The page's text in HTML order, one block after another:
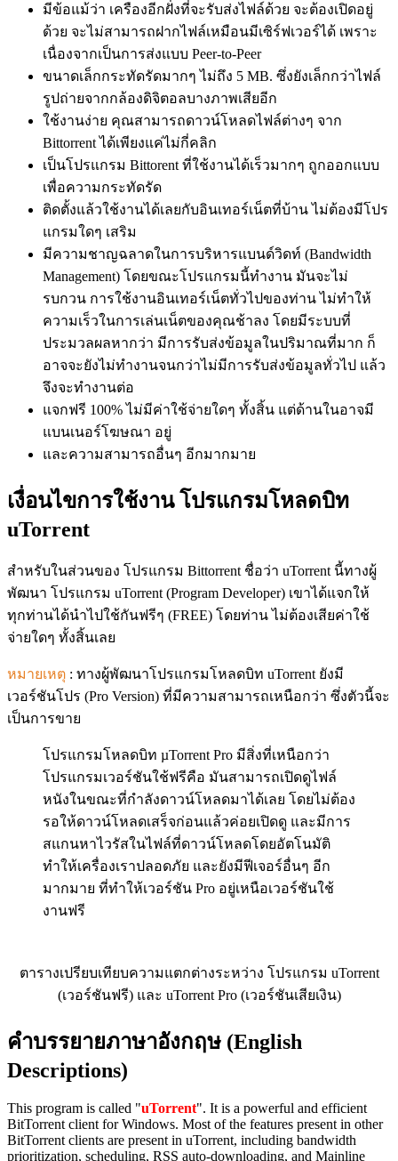
มีข้อแม้ว่า เครืองอีกฝั่งที่จะรับส่งไฟล์ด้วย จะต้องเปิดอยู่
ด้วย จะไม่สามารถฝากไฟล์เหมือนมีเซิร์ฟเวอร์ได้ เพราะ
เนื่องจากเป็นการส่งแบบ Peer-to-Peer
ขนาดเล็กกระทัดรัดมากๆ ไม่ถึง 5 MB. ซึ่งยังเล็กกว่าไฟล์
รูปถ่ายจากกล้องดิจิตอลบางภาพเสียอีก
ใช้งานง่าย คุณสามารถดาวน์โหลดไฟล์ต่างๆ จาก
Bittorrent ได้เพียงแค่ไม่กี่คลิก
เป็นโปรแกรม Bittorent ที่ใช้งานได้เร็วมากๆ ถูกออกแบบ
เพื่อความกระทัดรัด
ติดตั้งแล้วใช้งานได้เลยกับอินเทอร์เน็ตที่บ้าน ไม่ต้องมีโปร
แกรมใดๆ เสริม
มีความชาญฉลาดในการบริหารแบนด์วิดท์ (Bandwidth
Management) โดยขณะโปรแกรมนี้ทำงาน มันจะไม่
รบกวน การใช้งานอินเทอร์เน็ตทั่วไปของท่าน ไม่ทำให้
ความเร็วในการเล่นเน็ตของคุณช้าลง โดยมีระบบที่
ประมวลผลหากว่า มีการรับส่งข้อมูลในปริมาณที่มาก ก็
อาจจะยังไม่ทำงานจนกว่าไม่มีการรับส่งข้อมูลทั่วไป แล้ว
จึงจะทำงานต่อ
แจกฟรี 100% ไม่มีค่าใช้จ่ายใดๆ ทั้งสิ้น แต่ด้านในอาจมี
แบนเนอร์โฆษณา อยู่
และความสามารถอื่นๆ อีกมากมาย
เงื่อนไขการใช้งาน โปรแกรมโหลดบิท
uTorrent
สำหรับในส่วนของ โปรแกรม Bittorrent ชื่อว่า uTorrent นี้ทางผู้
พัฒนา โปรแกรม uTorrent (Program Developer) เขาได้แจกให้
ทุกท่านได้นำไปใช้กันฟรีๆ (FREE) โดยท่าน ไม่ต้องเสียค่าใช้
จ่ายใดๆ ทั้งสิ้นเลย
หมายเหตุ : ทางผู้พัฒนาโปรแกรมโหลดบิท uTorrent ยังมี
เวอร์ชันโปร (Pro Version) ที่มีความสามารถเหนือกว่า ซึ่งตัวนี้จะ
เป็นการขาย
โปรแกรมโหลดบิท µTorrent Pro มีสิ่งที่เหนือกว่า
โปรแกรมเวอร์ชันใช้ฟรีคือ มันสามารถเปิดดูไฟล์
หนังในขณะที่กำลังดาวน์โหลดมาได้เลย โดยไม่ต้อง
รอให้ดาวน์โหลดเสร็จก่อนแล้วค่อยเปิดดู และมีการ
สแกนหาไวรัสในไฟล์ที่ดาวน์โหลดโดยอัตโนมัติ
ทำให้เครื่องเราปลอดภัย และยังมีฟีเจอร์อื่นๆ อีก
มากมาย ที่ทำให้เวอร์ชัน Pro อยู่เหนือเวอร์ชันใช้
งานฟรี
ตารางเปรียบเทียบความแตกต่างระหว่าง โปรแกรม uTorrent
(เวอร์ชันฟรี) และ uTorrent Pro (เวอร์ชันเสียเงิน)
คำบรรยายภาษาอังกฤษ (English
Descriptions)
This program is called "uTorrent". It is a powerful and efficient
BitTorrent client for Windows. Most of the features present in other
BitTorrent clients are present in uTorrent, including bandwidth
prioritization, scheduling, RSS auto-downloading, and Mainline